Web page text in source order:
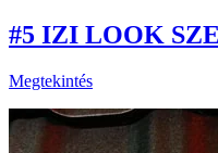
#5 IZI LOOK
Megtekintés